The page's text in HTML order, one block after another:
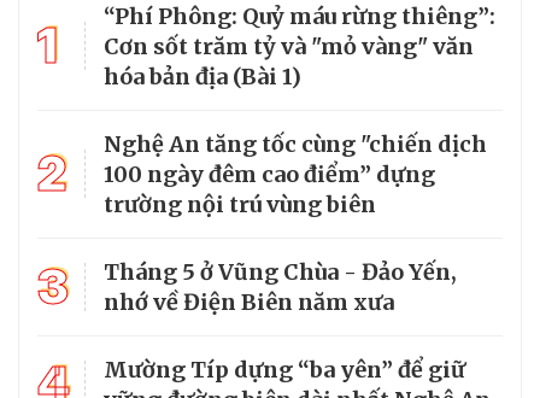
1
“Phí Phông: Quỷ máu rừng thiêng”:
Cơn sốt trăm tỷ và "mỏ vàng" văn
hóa bản địa (Bài 1)
2
Nghệ An tăng tốc cùng "chiến dịch
100 ngày đêm cao điểm” dựng
trường nội trú vùng biên
3
Tháng 5 ở Vũng Chùa - Đảo Yến,
nhớ về Điện Biên năm xưa
4
Mường Típ dựng “ba yên” để giữ